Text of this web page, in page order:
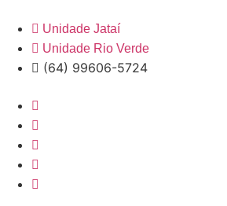
Unidade Jataí
Unidade Rio Verde
(64) 99606-5724